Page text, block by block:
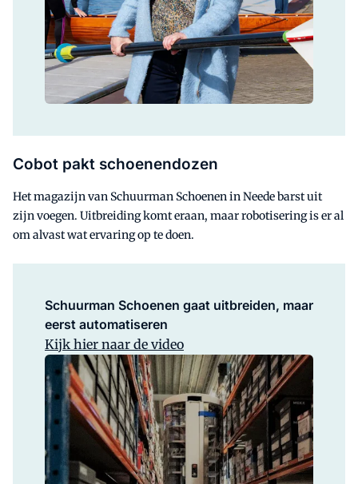
Cobot pakt schoenendozen
Het magazijn van Schuurman Schoenen in Neede barst uit
zijn voegen. Uitbreiding komt eraan, maar robotisering is er al
om alvast wat ervaring op te doen.
Schuurman Schoenen gaat uitbreiden, maar
eerst automatiseren
Kijk hier naar de video